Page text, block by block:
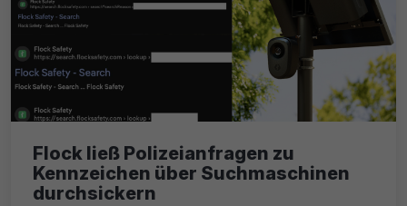
Flock ließ Polizeianfragen zu
Kennzeichen über Suchmaschinen
durchsickern